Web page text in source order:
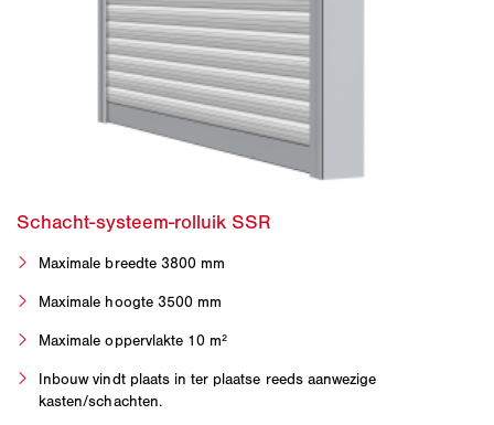
Maximale breedte 3800 mm
Maximale hoogte 3500 mm
Maximale oppervlakte 10 m²
Inbouw vindt plaats in ter plaatse reeds aanwezige
kasten/schachten.